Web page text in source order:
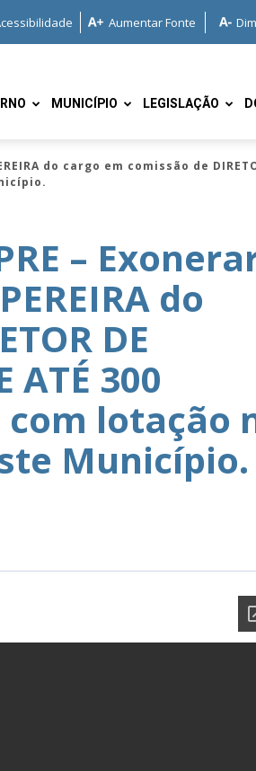
Aumentar Fonte
MUNICÍPIO LEGISLAÇÃO
do cargo em comissão de
–
do
DE
ATÉ 300
com lotação
Município.